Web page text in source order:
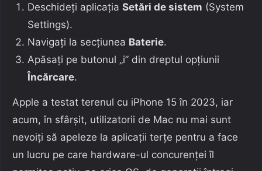
Deschideți aplicația Setări de sistem (System
Settings).
Navigați la secțiunea Baterie.
Apăsați pe butonul „i” din dreptul opțiunii
Încărcare.
Apple a testat terenul cu iPhone 15 în 2023, iar
acum, în sfârșit, utilizatorii de Mac nu mai sunt
nevoiți să apeleze la aplicații terțe pentru a face
un lucru pe care hardware-ul concurenței îl